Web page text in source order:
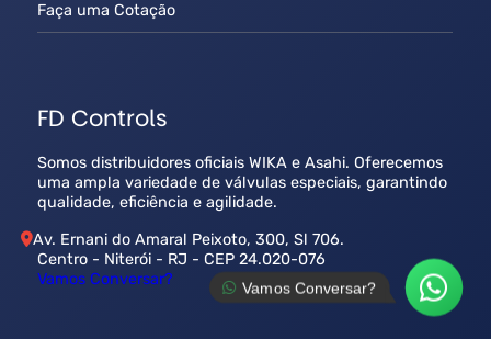
Vamos Conversar?
Faça uma Cotação
FD Controls
Somos distribuidores oficiais WIKA e Asahi. Oferecemos
uma ampla variedade de válvulas especiais, garantindo
qualidade, eficiência e agilidade.
Av. Ernani do Amaral Peixoto, 300, Sl 706.
Centro - Niterói - RJ - CEP 24.020-076
Vamos Conversar?